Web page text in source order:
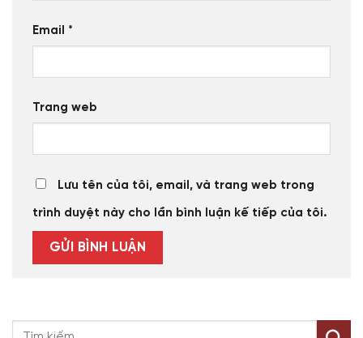
Email *
Trang web
Lưu tên của tôi, email, và trang web trong
trình duyệt này cho lần bình luận kế tiếp của tôi.